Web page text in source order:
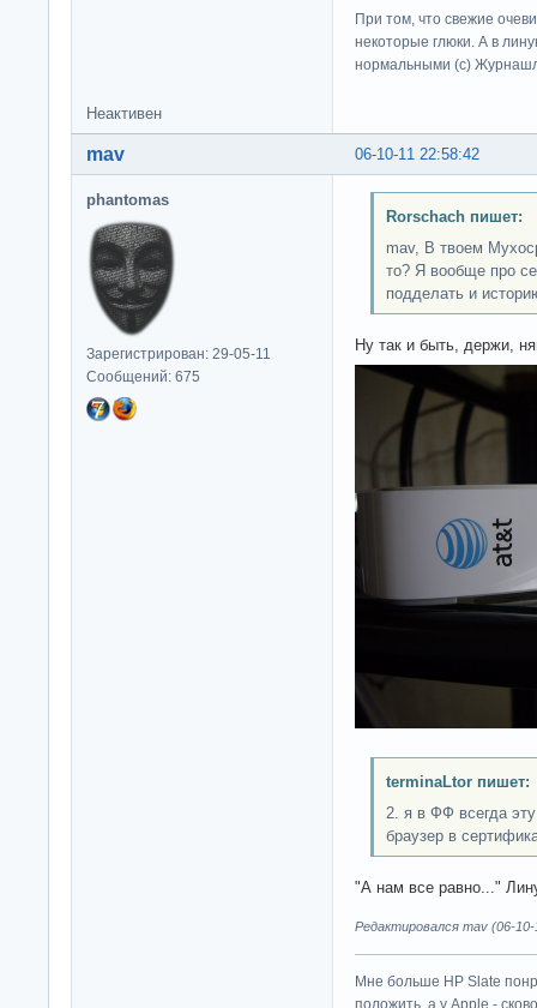
При том, что свежие
некоторые глюки. А в
нормальными (c)
Неактивен
06-10-11 22:58:42
mav
phantomas
Зарегистрирован: 29-05-11
Сообщений: 675
Rorschach пишет:
mav, В твоем
то? Я вообще про
подделать и
Ну так и быть, держи,
terminaLtor пишет:
2. я в ФФ всегда
браузер в
"А нам все равно..."
Редактировался mav (06-10-
Мне больше HP Slate